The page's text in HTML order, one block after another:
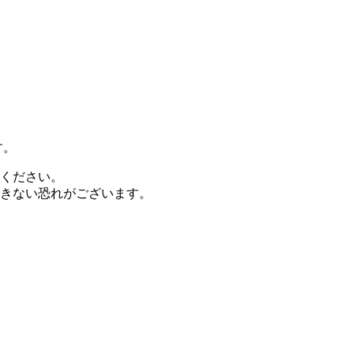
ださい。
ない恐れがございます。